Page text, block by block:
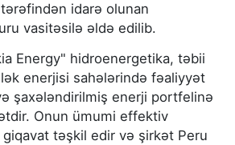
idarə olunan
vasitəsilə əldə edilib.
Energy" hidroenergetika, təbii
enerjisi sahələrində fəaliyyət
şaxələndirilmiş enerji portfelinə
Onun ümumi effektiv
təşkil edir və şirkət Peru